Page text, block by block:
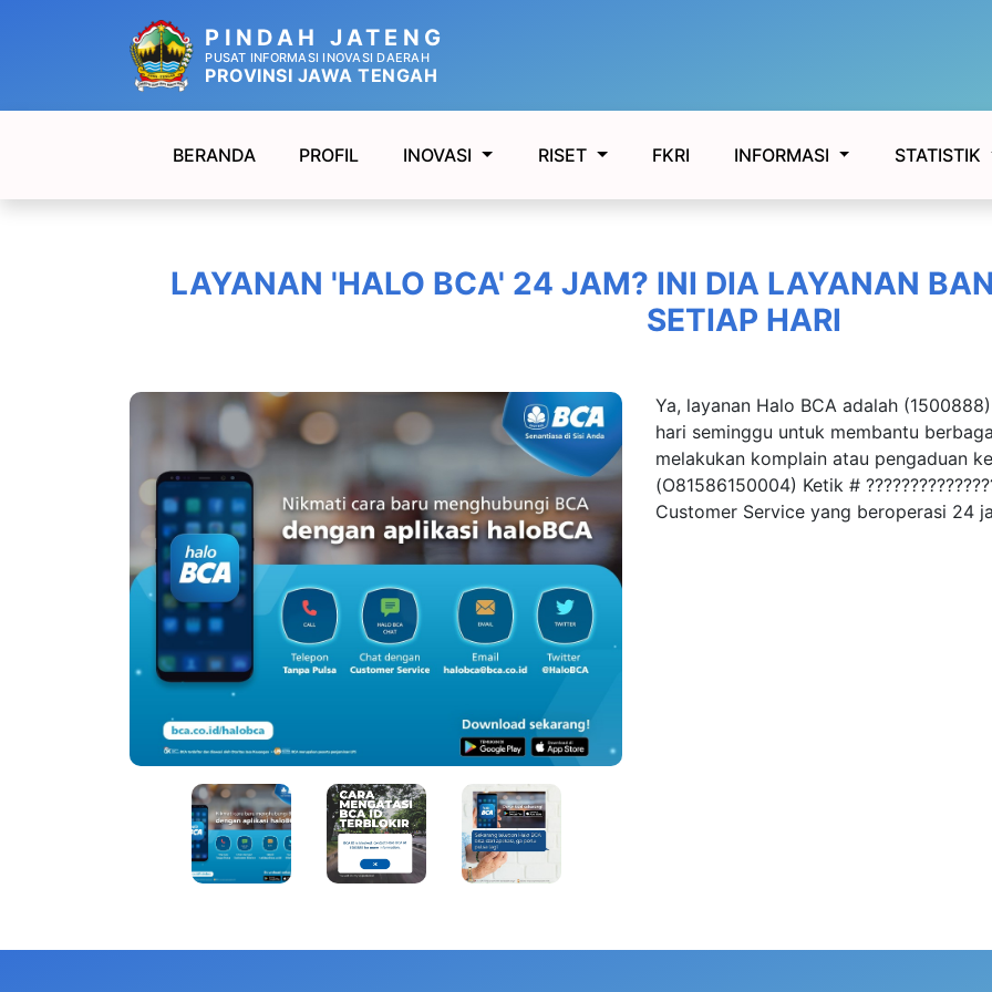
PINDAH JATENG
PUSAT INFORMASI INOVASI DAERAH
PROVINSI JAWA TENGAH
BERANDA PROFIL INOVASI RISET FKRI INFORMASI STATISTIK
LAYANAN 'HALO BCA' 24 JAM? INI DIA LAYANAN
SETIAP HARI
Ya, layanan Halo BCA adalah
hari seminggu untuk membantu
melakukan komplain atau pengaduan
(O81586150004) Ketik #
Customer Service yang beroperasi 24